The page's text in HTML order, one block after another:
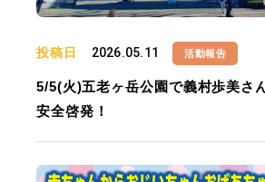
投稿日 2026.05.11 活動報告
5/5(火)五老ヶ岳公園で義村歩美さ
安全啓発！